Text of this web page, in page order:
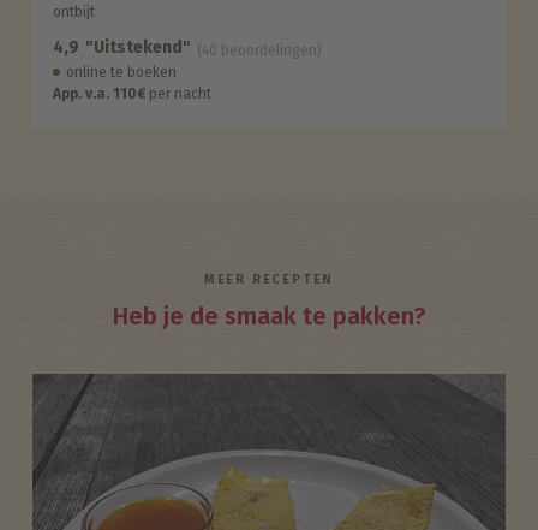
ontbijt
4,9 "Uitstekend" (40 beoordelingen)
online te boeken
App. v.a. 110€ per nacht
MEER RECEPTEN
Heb je de smaak te pakken?